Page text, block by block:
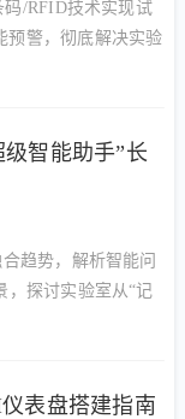
/RFID技术实现试
预警，彻底解决实验
智能助手”长
趋势，解析智能问
，探讨实验室从“记
表盘搭建指南